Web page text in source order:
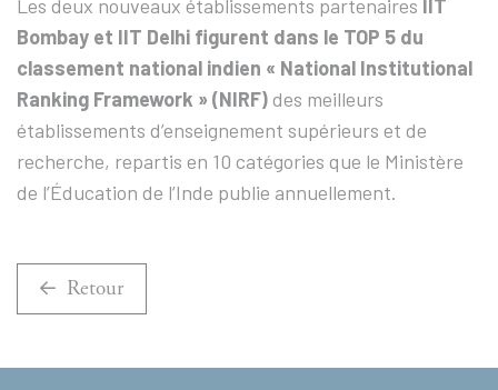
Les deux nouveaux établissements partenaires IIT
Bombay et IIT Delhi figurent dans le TOP 5 du
classement national indien « National Institutional
Ranking Framework » (NIRF)des meilleurs
établissements d’enseignement supérieurs et de
recherche, repartis en 10 catégories que le Ministère
de l’Éducation de l’Inde publie annuellement.
Retour